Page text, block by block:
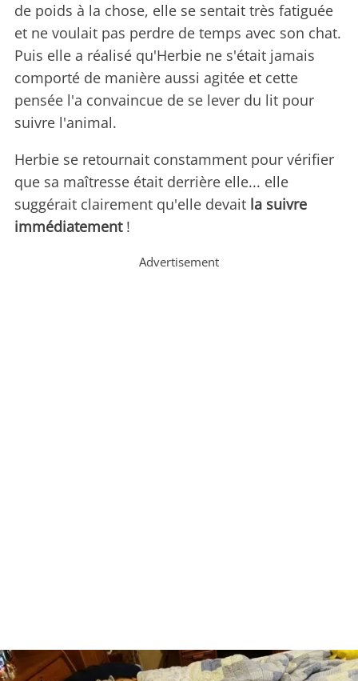
de poids à la chose, elle se sentait très fatiguée
et ne voulait pas perdre de temps avec son chat.
Puis elle a réalisé qu'Herbie ne s'était jamais
comporté de manière aussi agitée et cette
pensée l'a convaincue de se lever du lit pour
suivre l'animal.
Herbie se retournait constamment pour vérifier
que sa maîtresse était derrière elle... elle
suggérait clairement qu'elle devait la suivre
immédiatement!
Advertisement